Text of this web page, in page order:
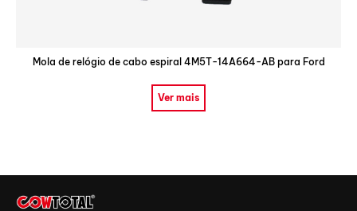
Mola de relógio de cabo espiral 4M5T-14A664-AB para Ford
Ver mais